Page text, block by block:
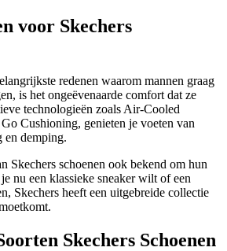
voor Skechers
redenen waarom mannen graag
is het ongeëvenaarde comfort dat ze
technologieën zoals Air-Cooled
Cushioning, genieten je voeten van
en demping.
Skechers schoenen ook bekend om hun
nu een klassieke sneaker wilt of een
Skechers heeft een uitgebreide collectie
Skechers Schoenen